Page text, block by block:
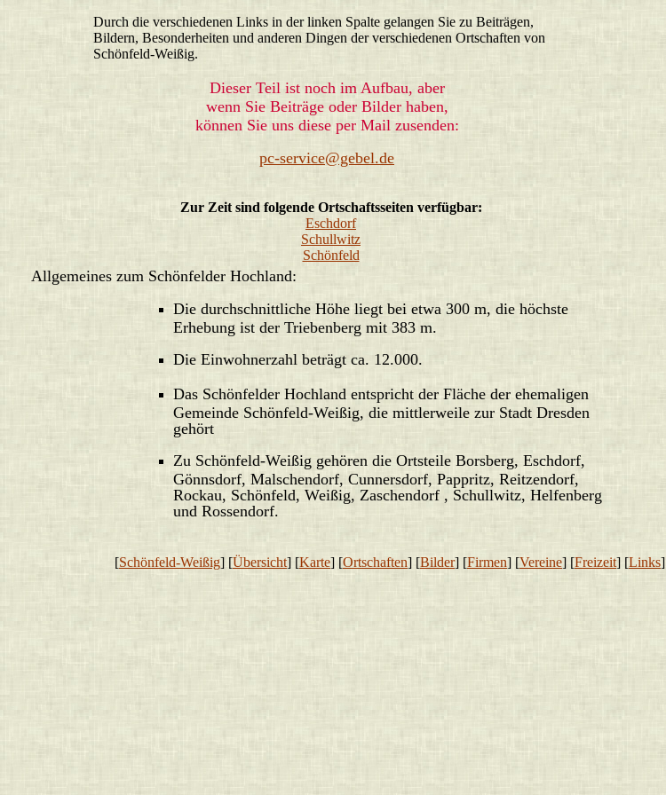
Durch die verschiedenen Links in der linken Spalte gelangen Sie zu Beiträgen,
Bildern, Besonderheiten und anderen Dingen der verschiedenen Ortschaften von
Schönfeld-Weißig.
Dieser Teil ist noch im Aufbau, aber
wenn Sie Beiträge oder Bilder haben,
können Sie uns diese per Mail zusenden:
pc-service@gebel.de
Zur Zeit sind folgende Ortschaftsseiten verfügbar:
Eschdorf
Schullwitz
Schönfeld
Allgemeines zum Schönfelder Hochland:
Die durchschnittliche Höhe liegt bei etwa 300 m, die höchste
Erhebung ist der Triebenberg mit 383 m.
Die Einwohnerzahl beträgt ca. 12.000.
Das Schönfelder Hochland entspricht der Fläche der ehemaligen
Gemeinde Schönfeld-Weißig, die mittlerweile zur Stadt Dresden
gehört
Zu Schönfeld-Weißig gehören die Ortsteile Borsberg, Eschdorf,
Gönnsdorf, Malschendorf, Cunnersdorf, Pappritz, Reitzendorf,
Rockau, Schönfeld, Weißig, Zaschendorf , Schullwitz, Helfenberg
und Rossendorf.
[Schönfeld-Weißig] [Übersicht] [Karte] [Ortschaften] [Bilder] [Firmen] [Vereine] [Freizeit] [Links]